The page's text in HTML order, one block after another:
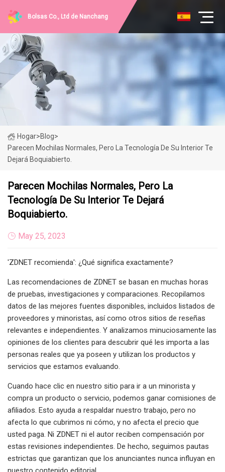
Bolsas Co., Ltd de Nanchang
Hogar>Blog>
Parecen Mochilas Normales, Pero La Tecnología De Su Interior Te
Dejará Boquiabierto.
Parecen Mochilas Normales, Pero La
Tecnología De Su Interior Te Dejará
Boquiabierto.
May 25, 2023
'ZDNET recomienda': ¿Qué significa exactamente?
Las recomendaciones de ZDNET se basan en muchas horas
de pruebas, investigaciones y comparaciones. Recopilamos
datos de las mejores fuentes disponibles, incluidos listados de
proveedores y minoristas, así como otros sitios de reseñas
relevantes e independientes. Y analizamos minuciosamente las
opiniones de los clientes para descubrir qué les importa a las
personas reales que ya poseen y utilizan los productos y
servicios que estamos evaluando.
Cuando hace clic en nuestro sitio para ir a un minorista y
compra un producto o servicio, podemos ganar comisiones de
afiliados. Esto ayuda a respaldar nuestro trabajo, pero no
afecta lo que cubrimos ni cómo, y no afecta el precio que
usted paga. Ni ZDNET ni el autor reciben compensación por
estas revisiones independientes. De hecho, seguimos pautas
estrictas que garantizan que los anunciantes nunca influyan en